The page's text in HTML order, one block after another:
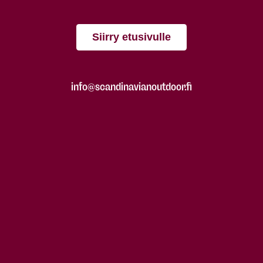
Siirry etusivulle
info@scandinavianoutdoor.fi